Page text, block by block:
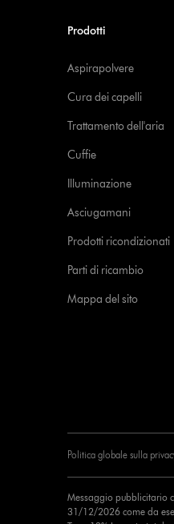
Prodotti
Aspirapolvere
Cura dei capelli
Trattamento dell'aria
Cuffie
Illuminazione
Asciugamani
Prodotti ricondizionati
Parti di ricambio
Mappa del sito
Politica globale sulla
Messaggio pubblicitario
31/12/2026 come da